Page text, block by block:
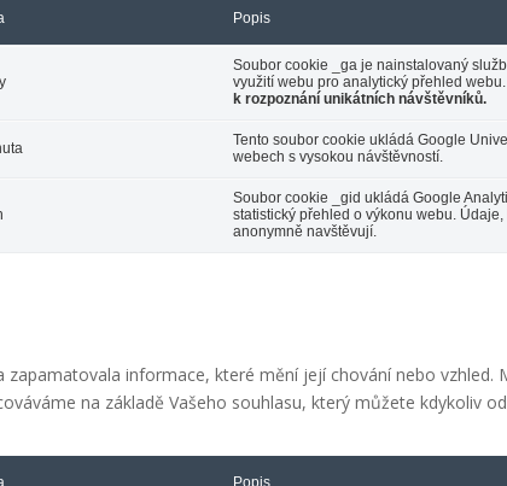
Popis
Soubor cookie _ga je nainstalovaný
využití webu pro analytický přehled webu.
k rozpoznání unikátních návštěvníků.
Tento soubor cookie ukládá Google
webech s vysokou návštěvností.
Soubor cookie _gid ukládá Google
statistický přehled o výkonu webu.
anonymně navštěvují.
informace, které mění její chování nebo
na základě Vašeho souhlasu, který můžete kdykoliv
Popis